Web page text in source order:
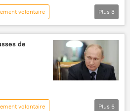
volontaire
Dmitri Medvedev
Plus 3
de
volontaire
Plus 6